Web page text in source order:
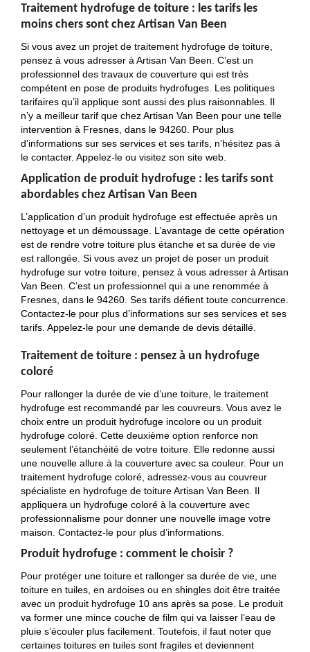
Traitement hydrofuge de toiture : les tarifs les
moins chers sont chez Artisan Van Been
Si vous avez un projet de traitement hydrofuge de toiture,
pensez à vous adresser à Artisan Van Been. C’est un
professionnel des travaux de couverture qui est très
compétent en pose de produits hydrofuges. Les politiques
tarifaires qu’il applique sont aussi des plus raisonnables. Il
n’y a meilleur tarif que chez Artisan Van Been pour une telle
intervention à Fresnes, dans le 94260. Pour plus
d’informations sur ses services et ses tarifs, n’hésitez pas à
le contacter. Appelez-le ou visitez son site web.
Application de produit hydrofuge : les tarifs sont
abordables chez Artisan Van Been
L’application d’un produit hydrofuge est effectuée après un
nettoyage et un démoussage. L’avantage de cette opération
est de rendre votre toiture plus étanche et sa durée de vie
est rallongée. Si vous avez un projet de poser un produit
hydrofuge sur votre toiture, pensez à vous adresser à Artisan
Van Been. C’est un professionnel qui a une renommée à
Fresnes, dans le 94260. Ses tarifs défient toute concurrence.
Contactez-le pour plus d’informations sur ses services et ses
tarifs. Appelez-le pour une demande de devis détaillé.
Traitement de toiture : pensez à un hydrofuge
coloré
Pour rallonger la durée de vie d’une toiture, le traitement
hydrofuge est recommandé par les couvreurs. Vous avez le
choix entre un produit hydrofuge incolore ou un produit
hydrofuge coloré. Cette deuxième option renforce non
seulement l’étanchéité de votre toiture. Elle redonne aussi
une nouvelle allure à la couverture avec sa couleur. Pour un
traitement hydrofuge coloré, adressez-vous au couvreur
spécialiste en hydrofuge de toiture Artisan Van Been. Il
appliquera un hydrofuge coloré à la couverture avec
professionnalisme pour donner une nouvelle image votre
maison. Contactez-le pour plus d’informations.
Produit hydrofuge : comment le choisir ?
Pour protéger une toiture et rallonger sa durée de vie, une
toiture en tuiles, en ardoises ou en shingles doit être traitée
avec un produit hydrofuge 10 ans après sa pose. Le produit
va former une mince couche de film qui va laisser l’eau de
pluie s’écouler plus facilement. Toutefois, il faut noter que
certaines toitures en tuiles sont fragiles et deviennent